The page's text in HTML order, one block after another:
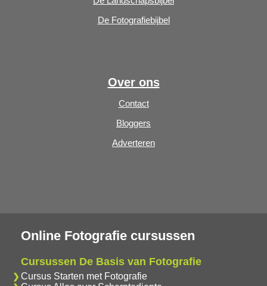
De Fotografiebijbel
Over ons
Contact
Bloggers
Adverteren
Online Fotografie cursussen
Cursussen De Basis van Fotografie
Cursus Starten met Fotografie